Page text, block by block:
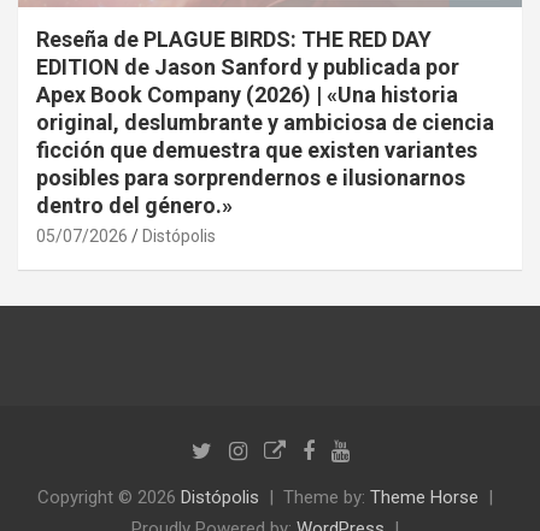
Reseña de PLAGUE BIRDS: THE RED DAY
EDITION de Jason Sanford y publicada por
Apex Book Company (2026) | «Una historia
original, deslumbrante y ambiciosa de ciencia
ficción que demuestra que existen variantes
posibles para sorprendernos e ilusionarnos
dentro del género.»
05/07/2026 Distópolis
Copyright © 2026 Distópolis Theme by: Theme Horse